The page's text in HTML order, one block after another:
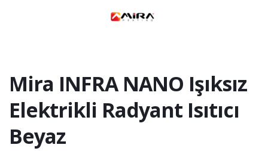
Mira INFRA NANO Işıksız
Elektrikli Radyant Isıtıcı
Beyaz